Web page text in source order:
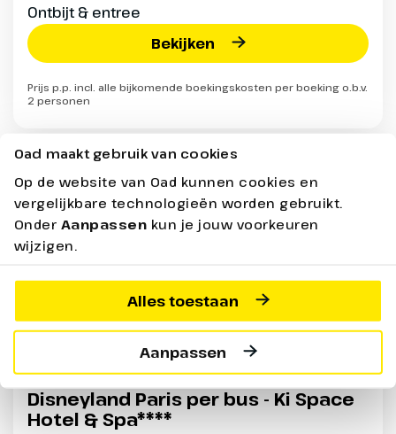
Oad maakt gebruik van cookies
Op de website van Oad kunnen cookies en
vergelijkbare technologieën worden gebruikt.
Onder Aanpassen kun je jouw voorkeuren
wijzigen.
Alles toestaan
Aanpassen
Ontbijt & entree
Bekijken
Prijs p.p. incl. alle bijkomende boekingskosten per boeking o.b.v.
2 personen
Disneyland Paris per bus - Ki Space
Hotel & Spa****